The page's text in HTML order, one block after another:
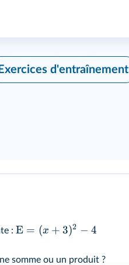
Exercices d'entraînement
: E = (x + 3)2 − 4
somme ou un produit ?